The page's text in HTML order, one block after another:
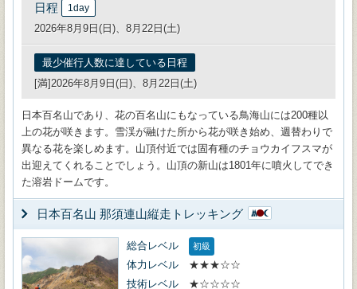
日程 1day
2026年8月9日(日)、8月22日(土)
最少催行人数に達している日程
[満]2026年8月9日(日)、8月22日(土)
日本百名山であり、花の百名山にもなっている鳥海山には200種以
上の花が咲きます。雪渓が融けた所から花が咲き始め、週替わりで
異なる花を楽しめます。山頂付近では固有種のチョウカイフスマが
出迎えてくれることでしょう。山頂の新山は1801年に噴火してでき
た溶岩ドームです。
日本百名山 那須連山縦走トレッキング
総合レベル 初級
体力レベル
★★★☆☆
技術レベル
★☆☆☆☆